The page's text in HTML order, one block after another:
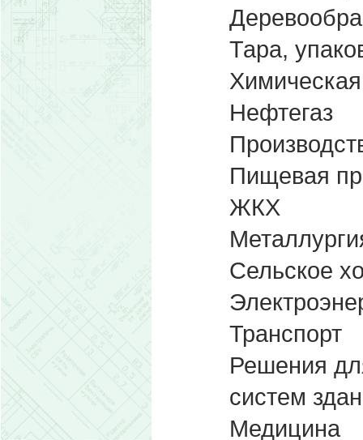
Тара,
Нефтегаз
Пищевая
ЖКХ
Сельское
Транспорт
Решения
систем
Медицина